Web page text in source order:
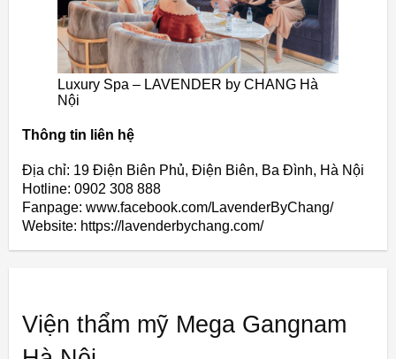
Luxury Spa – LAVENDER by CHANG Hà
Nội
Thông tin liên hệ
Địa chỉ: 19 Điện Biên Phủ, Điện Biên, Ba Đình, Hà Nội
Hotline: 0902 308 888
Fanpage: www.facebook.com/LavenderByChang/
Website: https://lavenderbychang.com/
Viện thẩm mỹ Mega Gangnam